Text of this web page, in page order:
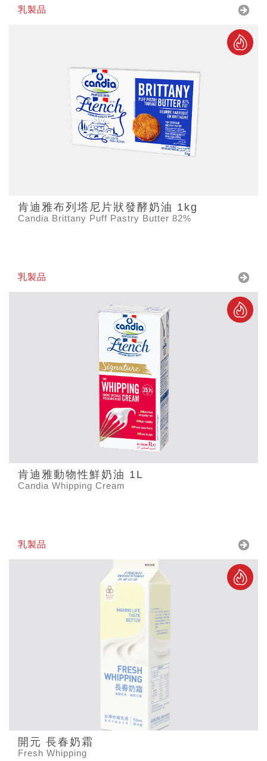
乳製品
肯迪雅布列塔尼片狀發酵奶油 1kg
Candia Brittany Puff Pastry Butter 82%
乳製品
肯迪雅動物性鮮奶油 1L
Candia Whipping Cream
乳製品
開元 長春奶霜
Fresh Whipping